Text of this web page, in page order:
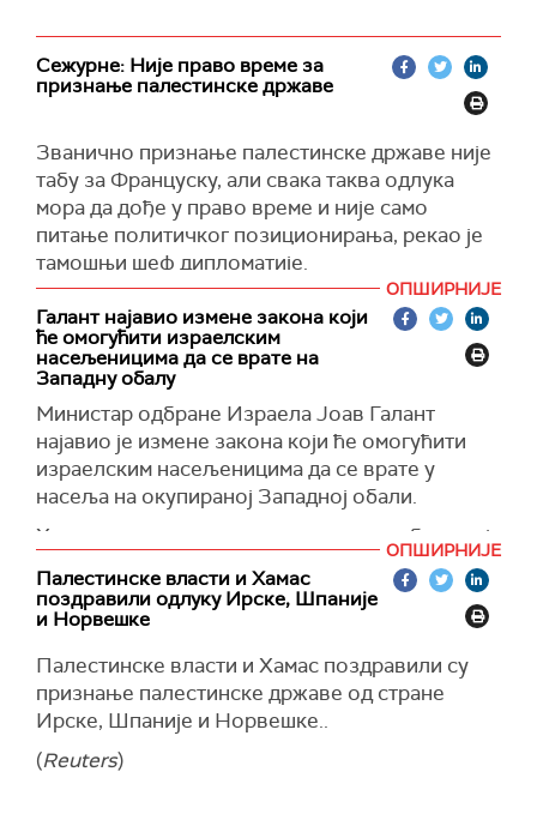
енклаву као хуманитарна помоћ.
(Times of Israel)
Сежурне: Није право време за
признање палестинске државе
Званично признање палестинске државе није
табу за Француску, али свака таква одлука
мора да дође у право време и није само
питање политичког позиционирања, рекао је
тамошњи шеф дипломатије.
"Ово није само симболично питање или
питање политичког позиционирања, већ
дипломатско оруђе у служби решења две
државе које живе једна поред друге у миру и
безбедности", истакао је Стефан Сежурне у
свом саопштењу.
(Reuters)
ОПШИРНИЈЕ
Галант најавио измене закона који
ће омогућити израелским
насељеницима да се врате на
Западну обалу
Министар одбране Израела Јоав Галант
најавио је измене закона који ће омогућити
израелским насељеницима да се врате у
насеља на окупираној Западној обали.
Харец преноси да се именама закон обухватају
области у којима су се налазила насеља Са
Нур, Ганим и Кадим.
Досељеници су израелски држављани који
илегално живе на приватној палестинској
земљи на окупираној Западној обали и
источном Јерусалиму.
Огромна већина насеља изграђена је у
ОПШИРНИЈЕ
Палестинске власти и Хамас
поздравили одлуку Ирске, Шпаније
и Норвешке
Палестинске власти и Хамас поздравили су
признање палестинске државе од стране
Ирске, Шпаније и Норвешке..
(Reuters)